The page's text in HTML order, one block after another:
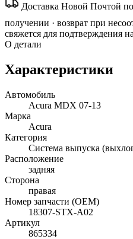
Доставка Новой Почтой
получении · возврат при
свяжется для подтверждения
О детали
Характеристики
Автомобиль
Acura MDX 07-13
Марка
Acura
Категория
Система выпуска
Расположение
задняя
Сторона
правая
Номер запчасти (OEM)
18307-STX-A02
Артикул
865334